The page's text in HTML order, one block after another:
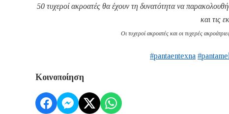
50 τυχεροί ακροατές θα έχουν τη δυνατότητα να
και τις
Οι τυχεροί ακροατές και οι τυχερές
#pantaentexna
Κοινοποίηση